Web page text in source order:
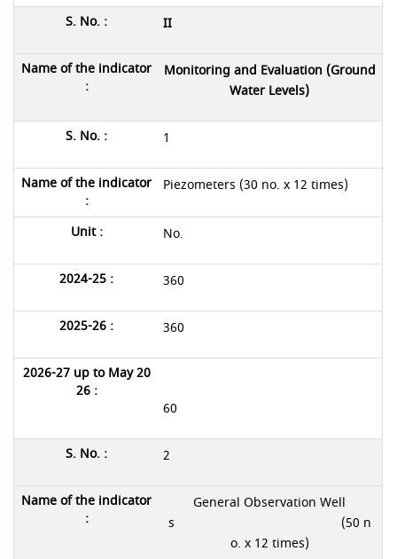
II
Monitoring and Evaluation (Ground
Water Levels)
1
Piezometers (30 no. x 12 times)
No.
360
360
60
2
General Observation Well
s (50 n
o. x 12 times)